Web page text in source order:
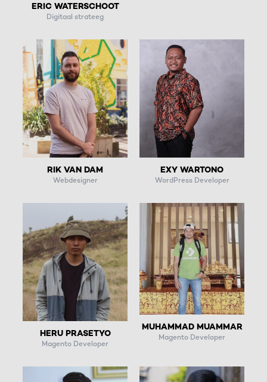
ERIC WATERSCHOOT
Digitaal strateeg
RIK VAN DAM
Webdesigner
EXY WARTONO
WordPress Developer
HERU PRASETYO
Magento Developer
MUHAMMAD MUAMMAR
Magento Developer